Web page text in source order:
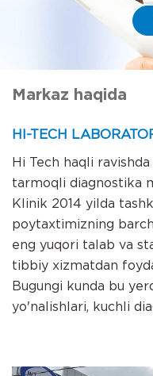
Markaz haqida
HI-TECH
Hi Tech haqli
tarmoqli diagnostika
Klinik 2014 yilda
poytaxtimizning
eng yuqori talab va
tibbiy xizmatdan
Bugungi kunda bu
yo'nalishlari, kuchli
va diagnostika va